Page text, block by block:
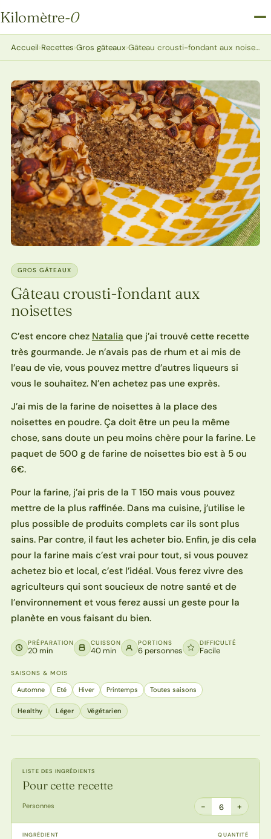
Kilomètre-0
Kilomètre-0
Accueil›Recettes›Gros gâteaux› Gâteau crousti-fondant aux noisettes
GROS GÂTEAUX
Gâteau crousti-fondant aux
noisettes
C’est encore chez Natalia que j’ai trouvé cette recette
très gourmande. Je n’avais pas de rhum et ai mis de
l’eau de vie, vous pouvez mettre d’autres liqueurs si
vous le souhaitez. N’en achetez pas une exprès.
J’ai mis de la farine de noisettes à la place des
noisettes en poudre. Ça doit être un peu la même
chose, sans doute un peu moins chère pour la farine. Le
paquet de 500 g de farine de noisettes bio est à 5 ou
6€.
Pour la farine, j’ai pris de la T 150 mais vous pouvez
mettre de la plus raffinée. Dans ma cuisine, j’utilise le
plus possible de produits complets car ils sont plus
sains. Par contre, il faut les acheter bio. Enfin, je dis cela
pour la farine mais c’est vrai pour tout, si vous pouvez
achetez bio et local, c’est l’idéal. Vous ferez vivre des
agriculteurs qui sont soucieux de notre santé et de
l’environnement et vous ferez aussi un geste pour la
planète en vous faisant du bien.
PRÉPARATION
20 min
CUISSON
40 min
PORTIONS
6 personnes
DIFFICULTÉ
Facile
SAISONS & MOIS
Automne Eté Hiver Printemps Toutes saisons
Healthy Léger Végétarien
LISTE DES INGRÉDIENTS
Pour cette recette
Personnes − 6 +
INGRÉDIENT QUANTITÉ